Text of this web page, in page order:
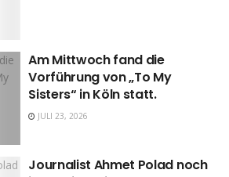
Am Mittwoch fand die
Vorführung von „To My
Sisters“ in Köln statt.
JULI 23, 2026
Journalist Ahmet Polad noch